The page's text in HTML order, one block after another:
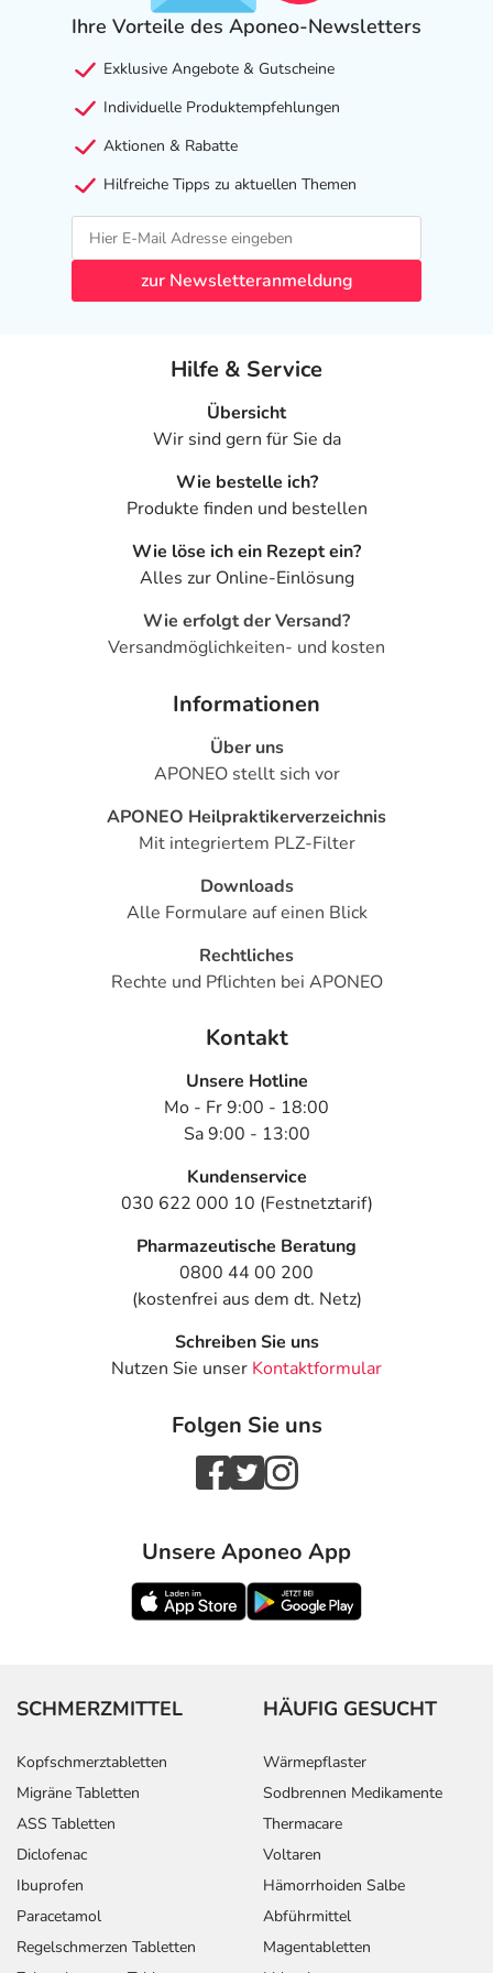
verordnet worden, sprechen Sie mit Ihrem Arzt oder
Apotheker. Der therapeutische Nutzen kann höher sein,
als das Risiko, das die Anwendung bei einer
Gegenanzeige in sich birgt.
Nebenwirkungen
Welche unerwünschten Wirkungen können auftreten?
- Magen-Darm-Beschwerden, wie:
- Infektionen im Magen-Darm-Trakt
- Mundtrockenheit
- Missempfindungen
- Schlaflosigkeit
- Entzündungsreaktionen der Haut
- Wassereinlagerungen (Ödeme), vor allem an den
Beinen oder Armen
- Gutartige Geschwulst der Magenschleimhaut
- Frakturen des Handgelenks
- Drehschwindel
Bemerken Sie eine Befindlichkeitsstörung oder
an Ihren Arzt oder Apotheker.
Für die Information an dieser Stelle werden vor allem
Nebenwirkungen berücksichtigt, die bei mindestens
einem von 1.000 behandelten Patienten auftreten.
Personen Einzeldosis
Refluxösophagitis:
Jugendliche
ab 12
2 Kapseln
Refluxösophagitis:
ab 12
Jahren und
Medikamente und
zur Vorbeugung
im
Verdauungstrakt,
verursacht durch
Medikamente:
Erwachsene 1 Kapsel
Zur Vorbeugung
gegen ein
Wiederauftreten
von Blutungen
2 Kapseln 1-mal täglich
Ihre Vorteile des Aponeo-Newsletters
Exklusive Angebote & Gutscheine
Individuelle Produktempfehlungen
Aktionen & Rabatte
Hilfreiche Tipps zu aktuellen Themen
zur Newsletteranmeldung
Hilfe & Service
Übersicht
Wir sind gern für Sie da
Wie bestelle ich?
Produkte finden und bestellen
Wie löse ich ein Rezept ein?
Alles zur Online-Einlösung
Wie erfolgt der Versand?
Versandmöglichkeiten- und kosten
Informationen
Über uns
APONEO stellt sich vor
APONEO Heilpraktikerverzeichnis
Mit integriertem PLZ-Filter
Downloads
Alle Formulare auf einen Blick
Rechtliches
Rechte und Pflichten bei APONEO
Kontakt
Unsere Hotline
Mo - Fr 9:00 - 18:00
Sa 9:00 - 13:00
Kundenservice
030 622 000 10 (Festnetztarif)
Pharmazeutische Beratung
0800 44 00 200
(kostenfrei aus dem dt. Netz)
Schreiben Sie uns
Nutzen Sie unser Kontaktformular
Folgen Sie uns
Unsere Aponeo App
SCHMERZMITTEL
Kopfschmerztabletten
Migräne Tabletten
ASS Tabletten
Diclofenac
Ibuprofen
Paracetamol
Regelschmerzen Tabletten
HÄUFIG GESUCHT
Wärmepflaster
Sodbrennen Medikamente
Thermacare
Voltaren
Hämorrhoiden Salbe
Abführmittel
Magentabletten